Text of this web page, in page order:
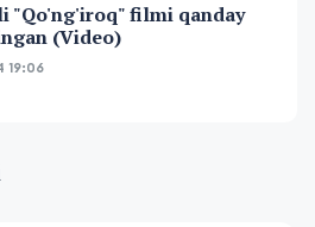
"Qo'ng'iroq" filmi qanday
(Video)
19:06